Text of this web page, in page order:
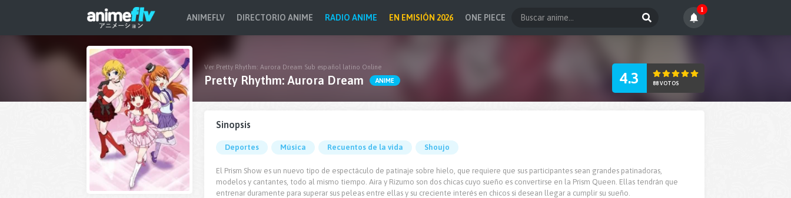
ANIMEFLV DIRECTORIO ANIME RADIO ANIME EN EMISIÓN 2026 ONE PIECE
1
Ver Pretty Rhythm: Aurora Dream Sub español latino Online
Pretty Rhythm: Aurora Dream ANIME 4.3 88 VOTOS
Sinopsis
Deportes Música Recuentos de la vida Shoujo
El Prism Show es un nuevo tipo de espectáculo de patinaje sobre hielo, que requiere que sus participantes sean grandes patinadoras,
modelos y cantantes, todo al mismo tiempo. Aira y Rizumo son dos chicas cuyo sueño es convertirse en la Prism Queen. Ellas tendrán que
entrenar duramente para superar sus peleas entre ellas y su creciente interés en chicos si desean llegar a cumplir su sueño.